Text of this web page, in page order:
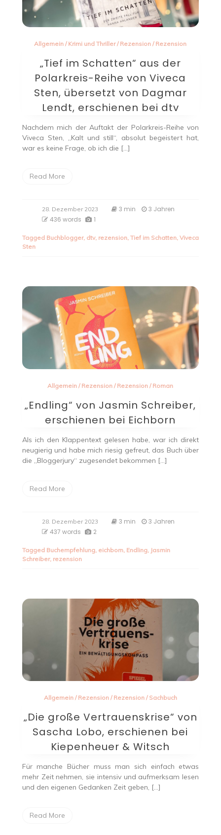
Allgemein / Krimi und Thriller/ Rezension / Rezension
„Tief im Schatten“ aus der
Polarkreis-Reihe von Viveca
Sten, übersetzt von Dagmar
Lendt, erschienen bei dtv
Nachdem mich der Auftakt der Polarkreis-Reihe von
Viveca Sten, „Kalt und still“, absolut begeistert hat,
war es keine Frage, ob ich die […]
Read More
28. Dezember 2023 3 min
3 Jahren
436 words
1
Tagged Buchblogger, dtv, rezension, Tief im Schatten, Viveca
Sten
Allgemein / Rezension / Rezension / Roman
„Endling“ von Jasmin Schreiber,
erschienen bei Eichborn
Als ich den Klappentext gelesen habe, war ich direkt
neugierig und habe mich riesig gefreut, das Buch über
die „Bloggerjury“ zugesendet bekommen […]
Read More
28. Dezember 2023 3 min
3 Jahren
437 words
2
Tagged Buchempfehlung, eichborn, Endling, Jasmin
Schreiber, rezension
Allgemein/ Rezension/ Rezension/ Sachbuch
„Die große Vertrauenskrise“ von
Sascha Lobo, erschienen bei
Kiepenheuer & Witsch
Für manche Bücher muss man sich einfach etwas
mehr Zeit nehmen, sie intensiv und aufmerksam lesen
und den eigenen Gedanken Zeit geben, […]
Read More